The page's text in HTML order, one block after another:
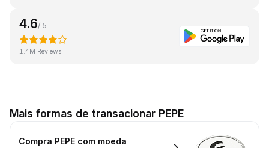
4.6/ 5
1.4M Reviews
Mais formas de transacionar PEPE
Compra PEPE com moeda